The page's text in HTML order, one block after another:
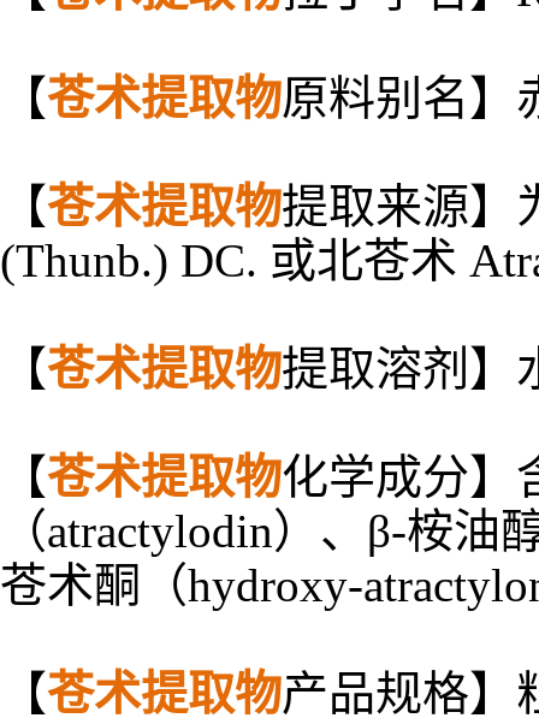
【苍术提取物原料别名】
【苍术提取物提取来源】
(Thunb.) DC. 或北苍术
【苍术提取物提取溶剂】
【苍术提取物化学成分】
（atractylodin）、β-桉油
苍术酮（hydroxy-
【苍术提取物产品规格】